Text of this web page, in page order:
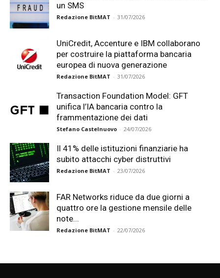
un SMS
Redazione BitMAT - 31/07/2026
UniCredit, Accenture e IBM collaborano
per costruire la piattaforma bancaria
europea di nuova generazione
Redazione BitMAT - 31/07/2026
Transaction Foundation Model: GFT
unifica l’IA bancaria contro la
frammentazione dei dati
Stefano Castelnuovo - 24/07/2026
Il 41% delle istituzioni finanziarie ha
subito attacchi cyber distruttivi
Redazione BitMAT - 23/07/2026
FAR Networks riduce da due giorni a
quattro ore la gestione mensile delle
note...
Redazione BitMAT - 22/07/2026